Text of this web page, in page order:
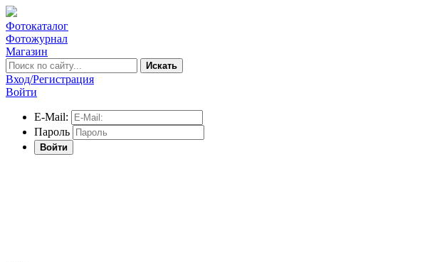
Фотокаталог
Фотожурнал
Магазин
Искать
Вход/Регистрация
Войти
E-Mail:
Пароль
Войти